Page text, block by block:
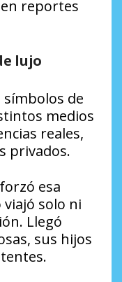
reportes
lujo
símbolos de
medios
reales,
privados.
esa
solo ni
Llegó
sus hijos